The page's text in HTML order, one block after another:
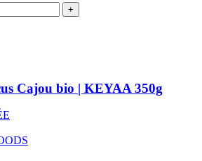
+
Cajou bio | KEYAA 350g